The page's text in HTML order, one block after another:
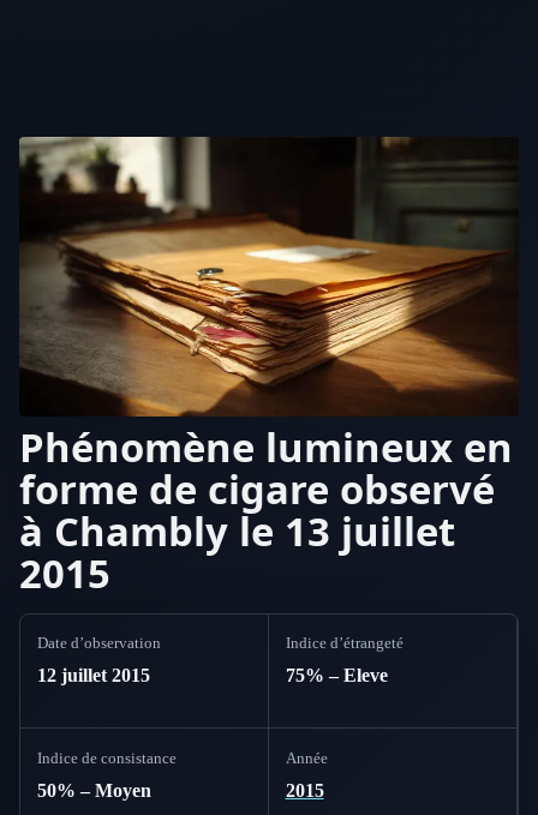
Phénomène lumineux en
forme de cigare observé
à Chambly le 13 juillet
2015
Date d’observation
12 juillet 2015
Indice d’étrangeté
75% – Eleve
Indice de consistance
50% – Moyen
Année
2015